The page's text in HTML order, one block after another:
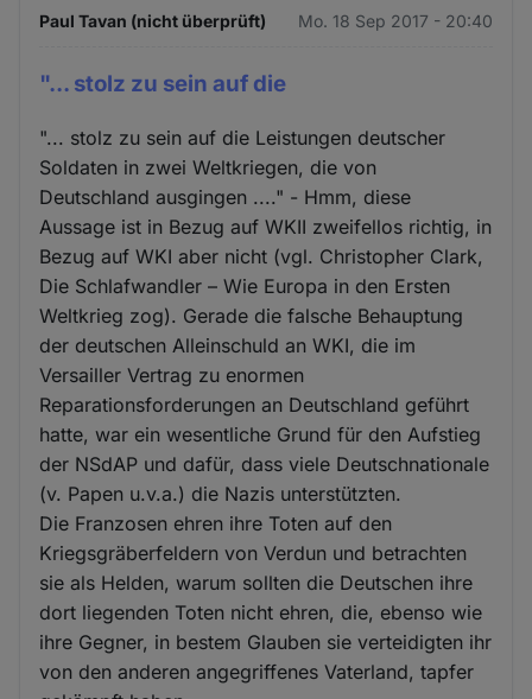
Paul Tavan (nicht überprüft) Mo. 18 Sep 2017 - 20:40
"... stolz zu sein auf die
"... stolz zu sein auf die Leistungen deutscher
Soldaten in zwei Weltkriegen, die von
Deutschland ausgingen ...." - Hmm, diese
Aussage ist in Bezug auf WKII zweifellos richtig, in
Bezug auf WKI aber nicht (vgl. Christopher Clark,
Die Schlafwandler – Wie Europa in den Ersten
Weltkrieg zog). Gerade die falsche Behauptung
der deutschen Alleinschuld an WKI, die im
Versailler Vertrag zu enormen
Reparationsforderungen an Deutschland geführt
hatte, war ein wesentliche Grund für den Aufstieg
der NSdAP und dafür, dass viele Deutschnationale
(v. Papen u.v.a.) die Nazis unterstützten.
Die Franzosen ehren ihre Toten auf den
Kriegsgräberfeldern von Verdun und betrachten
sie als Helden, warum sollten die Deutschen ihre
dort liegenden Toten nicht ehren, die, ebenso wie
ihre Gegner, in bestem Glauben sie verteidigten ihr
von den anderen angegriffenes Vaterland, tapfer